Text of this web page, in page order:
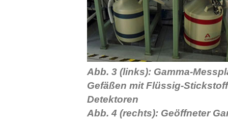
Abb. 3 (links): Gamma-
Gefäßen mit Flüssig-
Detektoren
Abb. 4 (rechts): Geöffneter